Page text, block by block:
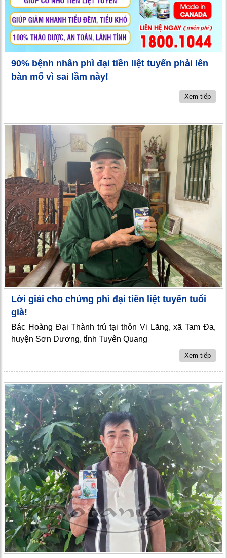
90% bệnh nhân phì đại tiền liệt tuyến phải lên
bàn mổ vì sai lầm này!
Xem tiếp
Lời giải cho chứng phì đại tiền liệt tuyến tuổi
già!
Bác Hoàng Đại Thành trú tại thôn Vi Lăng, xã Tam Đa,
huyện Sơn Dương, tỉnh Tuyên Quang
Xem tiếp